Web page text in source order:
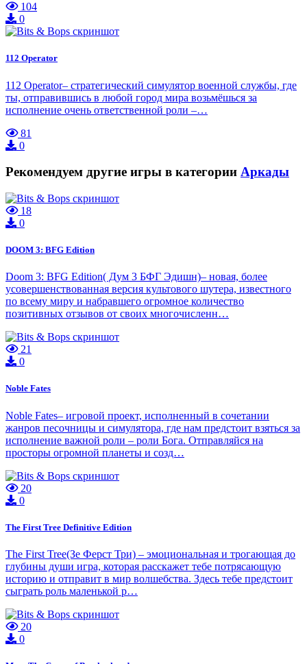
104
0
112 Operator
112 Operator– стратегический симулятор военной службы, где
ты, отправившись в любой город мира возьмёшься за
исполнение очень ответственной роли –…
81
0
Рекомендуем другие игры в категории Аркады
18
0
DOOM 3: BFG Edition
Doom 3: BFG Edition( Дум 3 БФГ Эдишн)– новая, более
усовершенствованная версия культового шутера, известного
по всему миру и набравшего огромное количество
позитивных отзывов от своих многочисленн…
21
0
Noble Fates
Noble Fates– игровой проект, исполненный в сочетании
жанров песочницы и симулятора, где нам предстоит взяться за
исполнение важной роли – роли Бога. Отправляйся на
просторы огромной планеты и созд…
20
0
The First Tree Definitive Edition
The First Tree(Зе Ферст Три) – эмоциональная и трогающая до
глубины души игра, которая расскажет тебе потрясающую
историю и отправит в мир волшебства. Здесь тебе предстоит
сыграть роль маленькой р…
20
0